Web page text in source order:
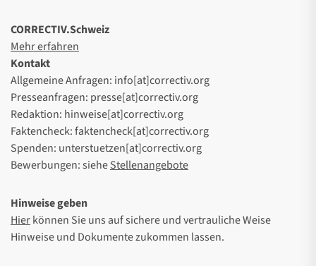
CORRECTIV.Schweiz
Mehr erfahren
Kontakt
Allgemeine Anfragen: info[at]correctiv.org
Presseanfragen: presse[at]correctiv.org
Redaktion: hinweise[at]correctiv.org
Faktencheck: faktencheck[at]correctiv.org
Spenden: unterstuetzen[at]correctiv.org
Bewerbungen: sieheStellenangebote
Hinweise geben
Hierkönnen Sie uns auf sichere und vertrauliche Weise
Hinweise und Dokumente zukommen lassen.